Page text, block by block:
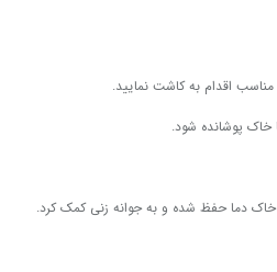
اقدام به کاشت نمایید.
پوشانده شود.
خاک دما حفظ شده و به جوانه زنی کمک کرد.